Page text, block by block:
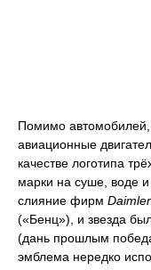
Помимо
авиационные
качестве логотипа
марки на суше, воде и
слияние фирм
(«Бенц»), и звезда
(дань прошлым
эмблема нередко